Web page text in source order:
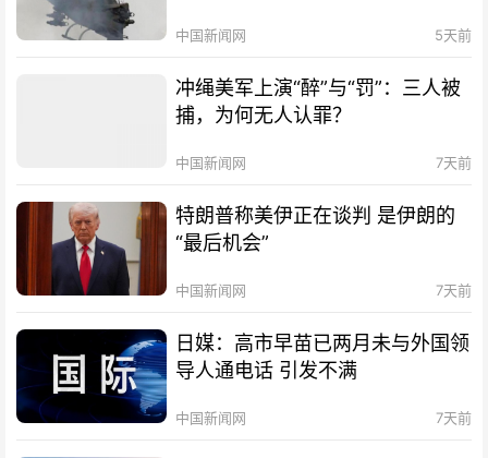
中国新闻网 5天前
冲绳美军上演“醉”与“罚”：三人被
捕，为何无人认罪？
中国新闻网 7天前
特朗普称美伊正在谈判 是伊朗的
“最后机会”
中国新闻网 7天前
日媒：高市早苗已两月未与外国领
导人通电话 引发不满
中国新闻网 7天前